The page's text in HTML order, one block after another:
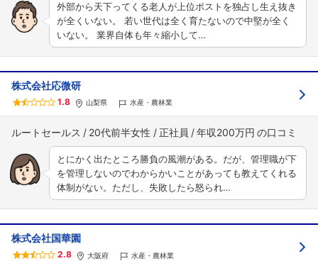
外部から天下ってくる老人が上位ポストを独占し生え抜き
が全くいない。 若い世代は全く育たないので中堅が全く
いない。 業界自体も年々縮小して…
株式会社応微研
1.8 山梨県 水産・農林業
ルートセールス 20代前半女性 正社員 年収200万円
とにかく出たところ勝負の風潮がある。だが、管理職が下
を管理しないのでわからかいことがあっても教えてくれる
体制がない。ただし、失敗したら怒られ…
株式会社国華園
2.8 大阪府 水産・農林業